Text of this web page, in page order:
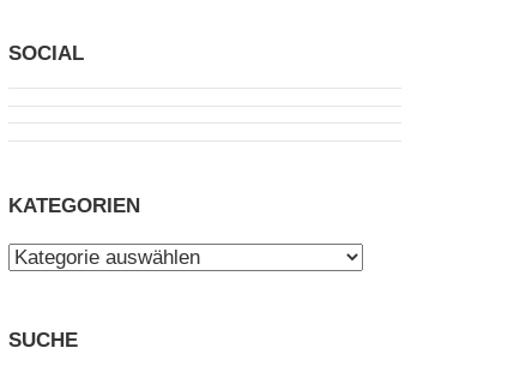
SOCIAL
KATEGORIEN
Kategorien
SUCHE